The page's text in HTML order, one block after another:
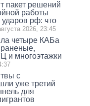
пакет решений
работы
ударов рф: что
2026, 23:45
четыре КАБа
и многоэтажки
с
уже третий
для